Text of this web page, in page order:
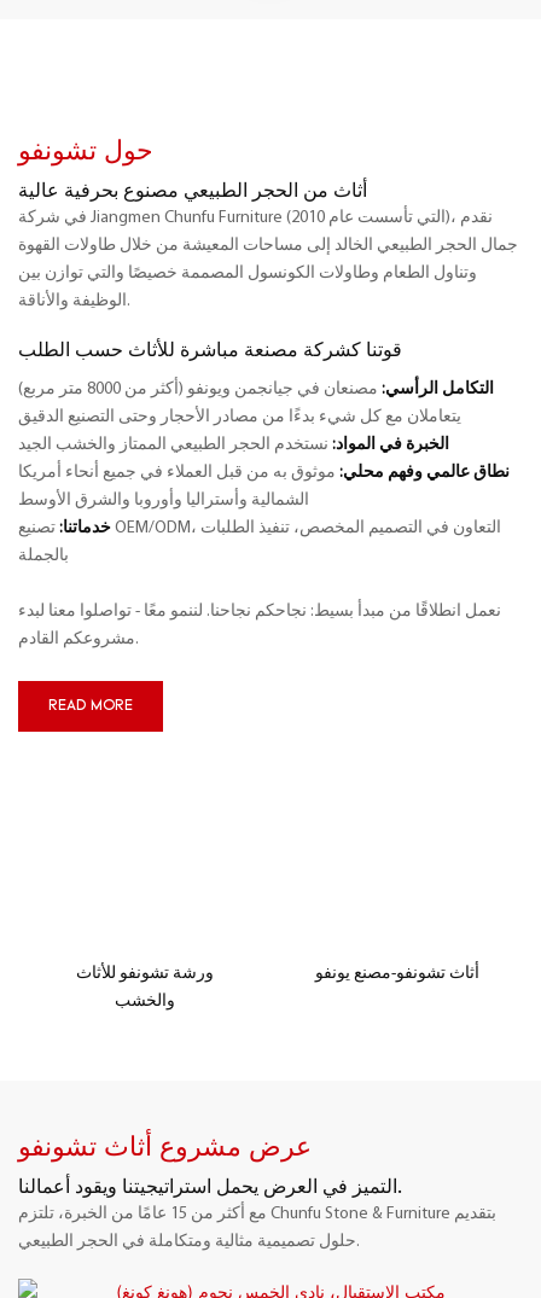
حول تشونفو
أثاث من الحجر الطبيعي مصنوع بحرفية عالية
في شركة Jiangmen Chunfu Furniture (التي تأسست عام 2010)، نقدم
جمال الحجر الطبيعي الخالد إلى مساحات المعيشة من خلال طاولات القهوة
وتناول الطعام وطاولات الكونسول المصممة خصيصًا والتي توازن بين
الوظيفة والأناقة.
قوتنا كشركة مصنعة مباشرة للأثاث حسب الطلب
التكامل الرأسي:
مصنعان في جيانجمن ويونفو (أكثر من 8000 متر مربع)
يتعاملان مع كل شيء بدءًا من مصادر الأحجار وحتى التصنيع الدقيق
الخبرة في المواد: نستخدم الحجر الطبيعي الممتاز والخشب الجيد
نطاق عالمي وفهم محلي: موثوق به من قبل العملاء في جميع أنحاء أمريكا
الشمالية وأستراليا وأوروبا والشرق الأوسط
خدماتنا: تصنيع OEM/ODM، التعاون في التصميم المخصص، تنفيذ الطلبات
بالجملة
نعمل انطلاقًا من مبدأ بسيط: نجاحكم نجاحنا. لننمو معًا - تواصلوا معنا لبدء
مشروعكم القادم.
READ MORE
ورشة تشونفو للأثاث
والخشب
أثاث تشونفو-مصنع يونفو
عرض مشروع أثاث تشونفو
التميز في العرض يحمل استراتيجيتنا ويقود أعمالنا.
مع أكثر من 15 عامًا من الخبرة، تلتزم Chunfu Stone & Furniture بتقديم
حلول تصميمية مثالية ومتكاملة في الحجر الطبيعي.